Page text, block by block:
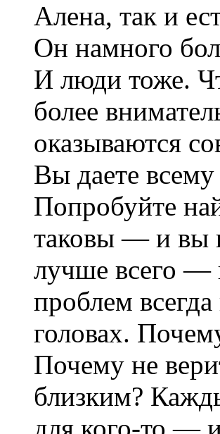
Алена, так и
Он намного
И люди тоже.
более
оказываются
Вы даете
Попробуйте
таковы — и вы
лучше всего —
проблем
головах.
Почему не
близким?